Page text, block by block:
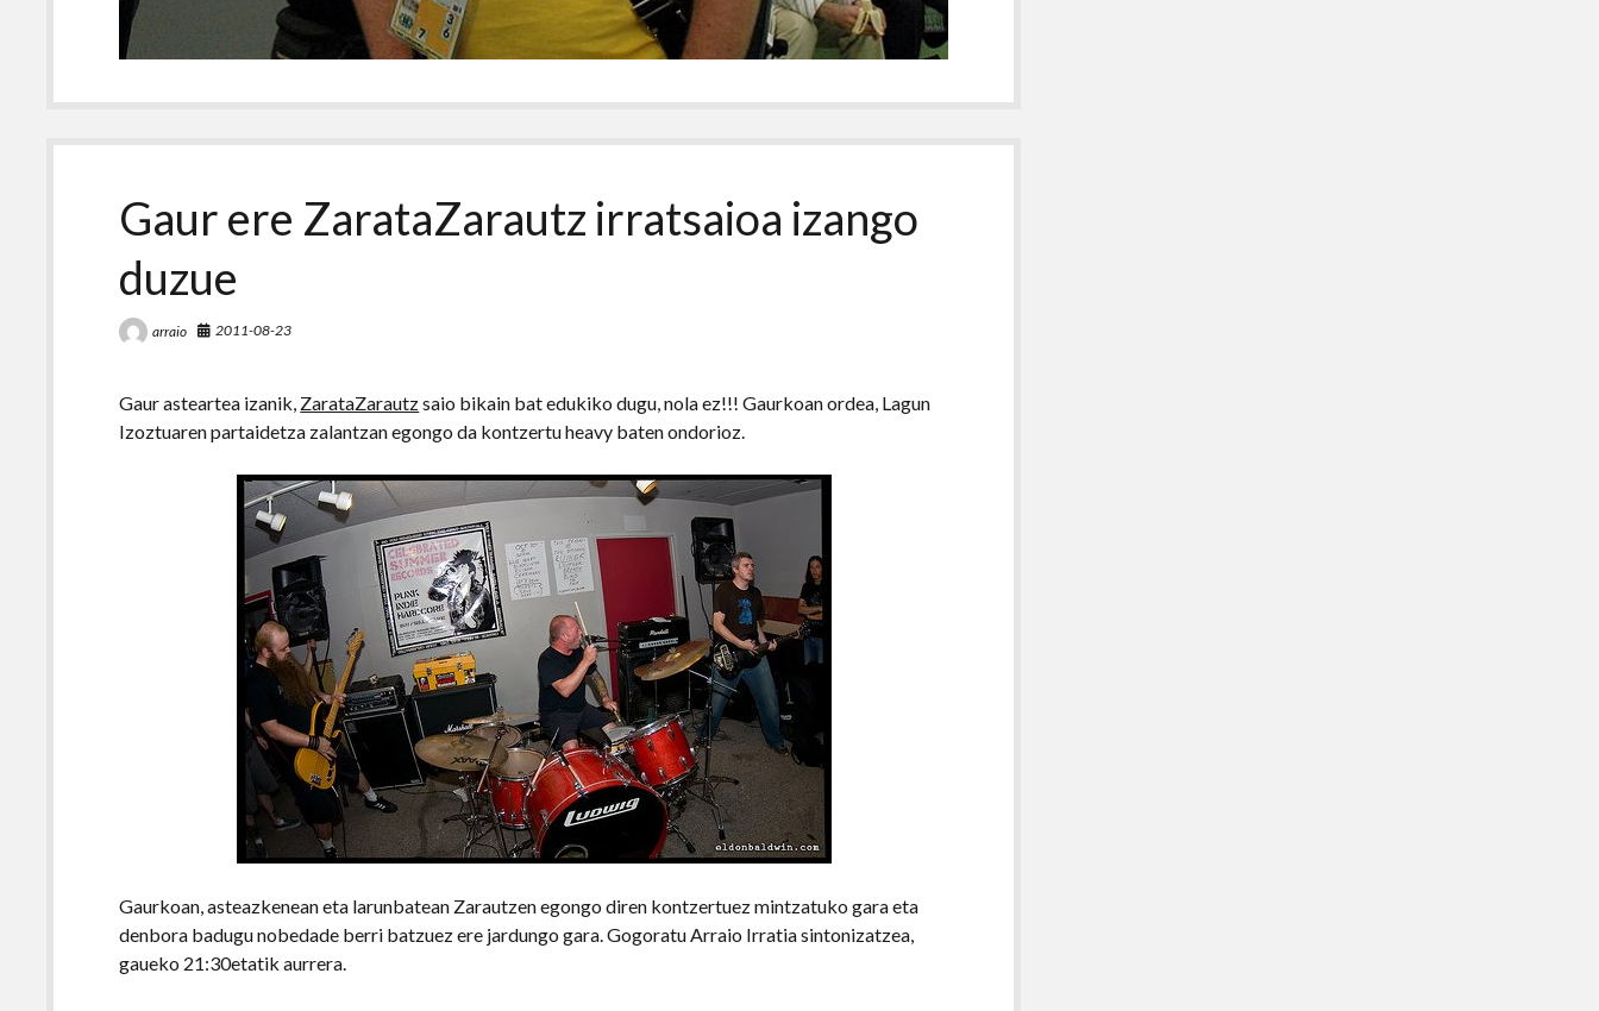
Gaur ere ZarataZarautz irratsaioa izango
duzue
arraio 2011-08-23
Gaur asteartea izanik, ZarataZarautzsaio bikain bat edukiko dugu, nola ez!!! Gaurkoan ordea, Lagun
Izoztuaren partaidetza zalantzan egongo da kontzertu heavy baten ondorioz.
Gaurkoan, asteazkenean eta larunbatean Zarautzen egongo diren kontzertuez mintzatuko gara eta
denbora badugu nobedade berri batzuez ere jardungo gara. Gogoratu Arraio Irratia sintonizatzea,
gaueko 21:30etatik aurrera.